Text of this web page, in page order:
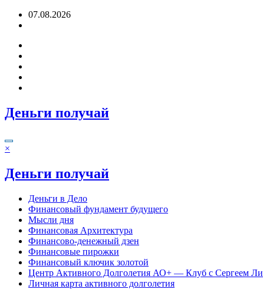
Перейти07.08.2026
Деньги получай
×
Деньги получай
Деньги в Дело
Финансовый фундамент будущего
Мысли дня
Финансовая Архитектура
Финансово-денежный дзен
Финансовые пирожки
Финансовый ключик золотой
Центр Активного Долголетия АО+ — Клуб с Сергеем Ли
Личная карта активного долголетия